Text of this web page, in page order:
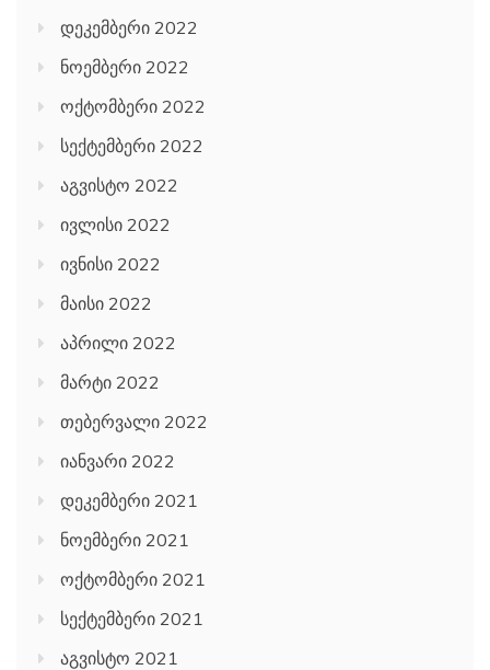
დეკემბერი 2022
ნოემბერი 2022
ოქტომბერი 2022
სექტემბერი 2022
აგვისტო 2022
ივლისი 2022
ივნისი 2022
მაისი 2022
აპრილი 2022
მარტი 2022
თებერვალი 2022
იანვარი 2022
დეკემბერი 2021
ნოემბერი 2021
ოქტომბერი 2021
სექტემბერი 2021
აგვისტო 2021